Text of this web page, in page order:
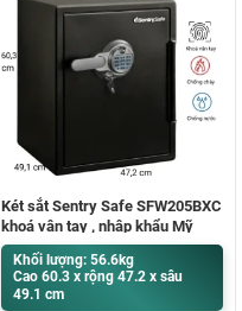
Két sắt Sentry Safe SFW205BXC
khoá vân tay , nhập khẩu Mỹ
Khối lượng: 56.6kg
Cao 60.3 x rộng 47.2 x sâu
49.1 cm